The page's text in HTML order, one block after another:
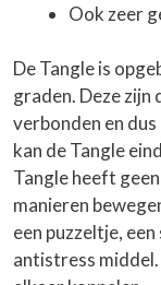
Ook zeer
De Tangle is
graden. Deze
verbonden en
kan de Tangle
Tangle heeft
manieren
een puzzeltje,
antistress